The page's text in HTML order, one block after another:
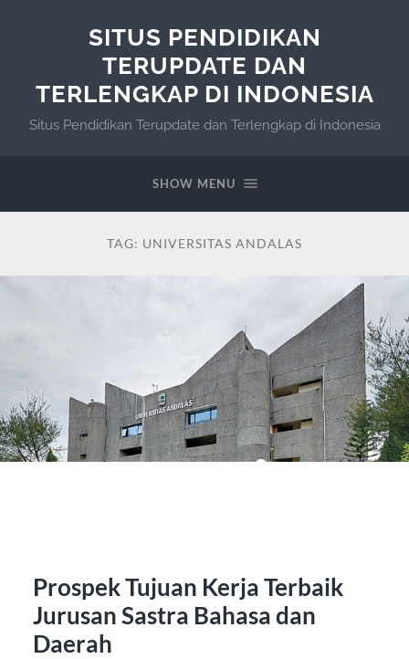
SITUS PENDIDIKAN
TERUPDATE DAN
TERLENGKAP DI INDONESIA
Situs Pendidikan Terupdate dan Terlengkap di Indonesia
SHOW MENU
TAG: UNIVERSITAS ANDALAS
Prospek Tujuan Kerja Terbaik
Jurusan Sastra Bahasa dan
Daerah